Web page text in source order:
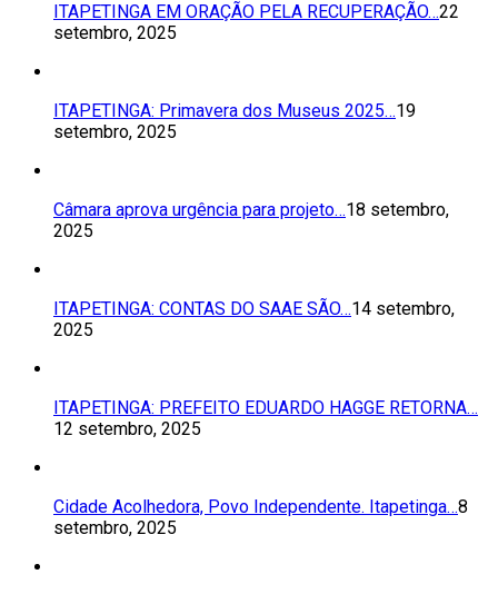
ITAPETINGA EM ORAÇÃO PELA RECUPERAÇÃO…22
setembro, 2025
ITAPETINGA: Primavera dos Museus 2025…19
setembro, 2025
Câmara aprova urgência para projeto…18 setembro,
2025
ITAPETINGA: CONTAS DO SAAE SÃO…14 setembro,
2025
ITAPETINGA: PREFEITO EDUARDO HAGGE RETORNA…
12 setembro, 2025
Cidade Acolhedora, Povo Independente. Itapetinga…8
setembro, 2025